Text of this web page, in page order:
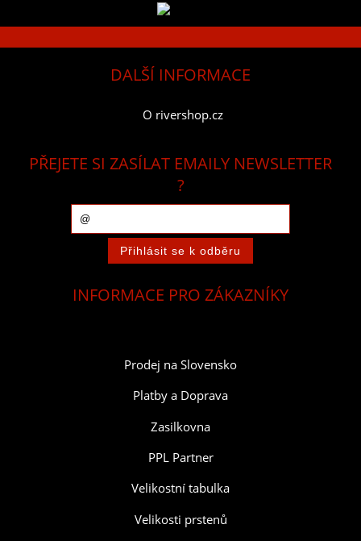
DALŠÍ INFORMACE
O rivershop.cz
PŘEJETE SI ZASÍLAT EMAILY NEWSLETTER
?
INFORMACE PRO ZÁKAZNÍKY
Prodej na Slovensko
Platby a Doprava
Zasilkovna
PPL Partner
Velikostní tabulka
Velikosti prstenů